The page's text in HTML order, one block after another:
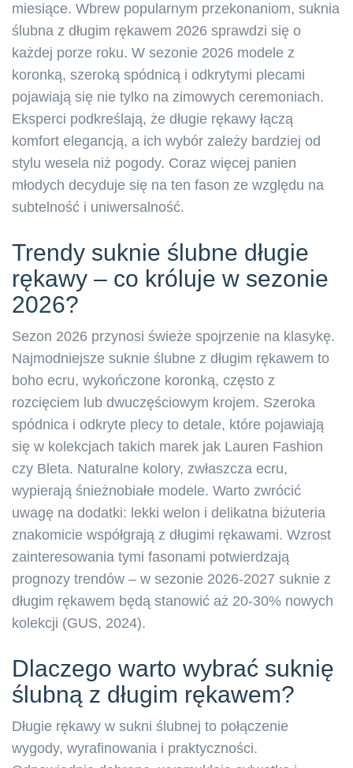
miesiące. Wbrew popularnym przekonaniom, suknia
ślubna z długim rękawem 2026 sprawdzi się o
każdej porze roku. W sezonie 2026 modele z
koronką, szeroką spódnicą i odkrytymi plecami
pojawiają się nie tylko na zimowych ceremoniach.
Eksperci podkreślają, że długie rękawy łączą
komfort elegancją, a ich wybór zależy bardziej od
stylu wesela niż pogody. Coraz więcej panien
młodych decyduje się na ten fason ze względu na
subtelność i uniwersalność.
Trendy suknie ślubne długie
rękawy – co króluje w sezonie
2026?
Sezon 2026 przynosi świeże spojrzenie na klasykę.
Najmodniejsze suknie ślubne z długim rękawem to
boho ecru, wykończone koronką, często z
rozcięciem lub dwuczęściowym krojem. Szeroka
spódnica i odkryte plecy to detale, które pojawiają
się w kolekcjach takich marek jak Lauren Fashion
czy Bleta. Naturalne kolory, zwłaszcza ecru,
wypierają śnieżnobiałe modele. Warto zwrócić
uwagę na dodatki: lekki welon i delikatna biżuteria
znakomicie współgrają z długimi rękawami. Wzrost
zainteresowania tymi fasonami potwierdzają
prognozy trendów – w sezonie 2026-2027 suknie z
długim rękawem będą stanowić aż 20-30% nowych
kolekcji (GUS, 2024).
Dlaczego warto wybrać suknię
ślubną z długim rękawem?
Długie rękawy w sukni ślubnej to połączenie
wygody, wyrafinowania i praktyczności.